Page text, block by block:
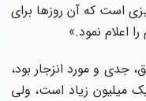
این همان چیزی است که آن روزها برای
اعلام نمود.»
و مورد انزجار بود،
بالا کشیدن یک میلیون زیاد است، ولی